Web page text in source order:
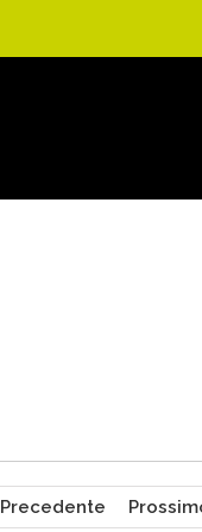
Precedente